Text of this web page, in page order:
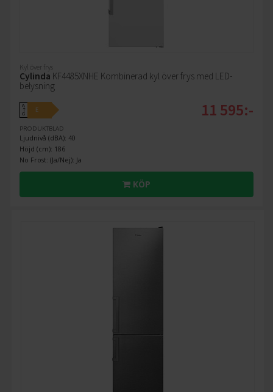
Kyl över frys
Cylinda KF4485XNHE Kombinerad kyl över frys med LED-
belysning
A
↑
G
E
PRODUKTBLAD
Ljudnivå (dBA): 40
Höjd (cm): 186
No Frost: (Ja/Nej): Ja
11 595:-
KÖP